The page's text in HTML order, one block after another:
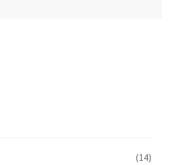
(14)